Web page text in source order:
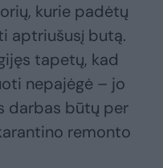
kurie padėtų
aptriušusį butą.
tapetų, kad
nepajėgė – jo
darbas būtų per
remonto